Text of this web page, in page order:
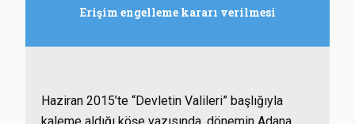
Erişim engelleme kararı verilmesi
Haziran 2015’te “Devletin Valileri” başlığıyla